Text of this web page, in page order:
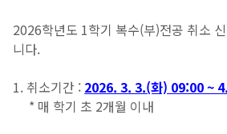
2026학년도 1학기 복수(부)전공 취소
니다.
1. 취소기간 : 2026. 3. 3.(화) 09:00 ~
* 매 학기 초 2개월 이내